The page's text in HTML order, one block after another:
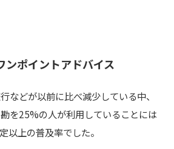
ポイントアドバイス
などが以前に比べ減少している中、
を25%の人が利用していることには
以上の普及率でした。